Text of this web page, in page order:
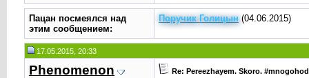
Пацан посмеялся над
этим сообщением:
Поручик Голицын(04.06.2015)
17.05.2015, 20:33
Phenomenоn Re: Pereezhayem. Skoro.